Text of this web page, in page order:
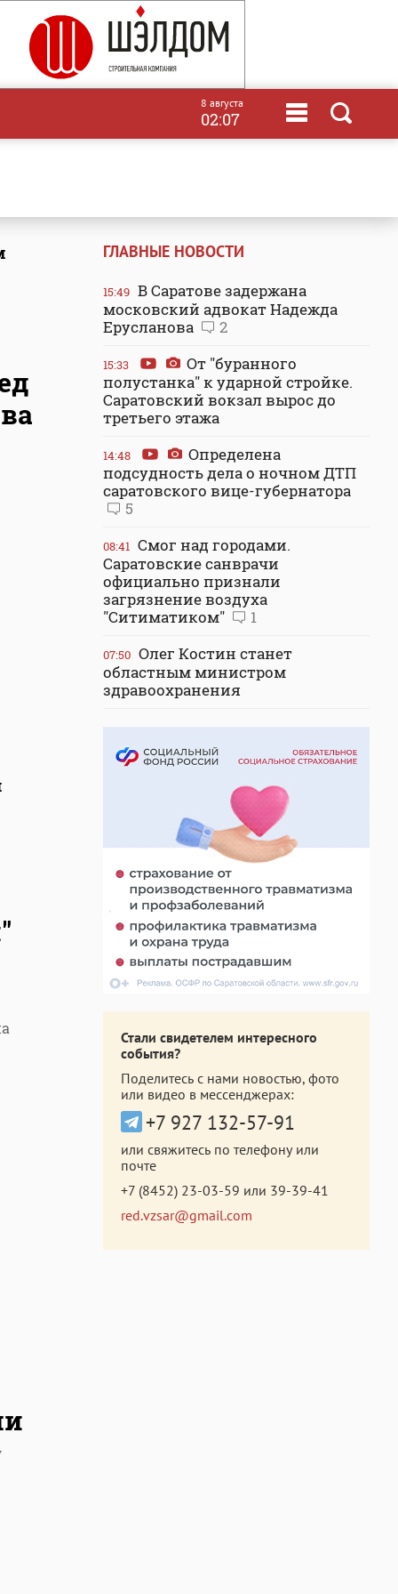
8 августа
02:07
ГЛАВНЫЕ НОВОСТИ
15:49 В Саратове задержана
московский адвокат Надежда
Ерусланова
2
15:33
От "буранного
полустанка" к ударной стройке.
Саратовский вокзал вырос до
третьего этажа
14:48
Определена
подсудность дела о ночном ДТП
саратовского вице-губернатора
5
08:41 Смог над городами.
Саратовские санврачи
официально признали
загрязнение воздуха
"Ситиматиком"
1
07:50 Олег Костин станет
областным министром
здравоохранения
Стали свидетелем интересного
события?
Поделитесь с нами новостью, фото
или видео в мессенджерах:
+7 927 132-57-91
или свяжитесь по телефону или
почте
+7 (8452) 23-03-59 или 39-39-41
red.vzsar@gmail.com